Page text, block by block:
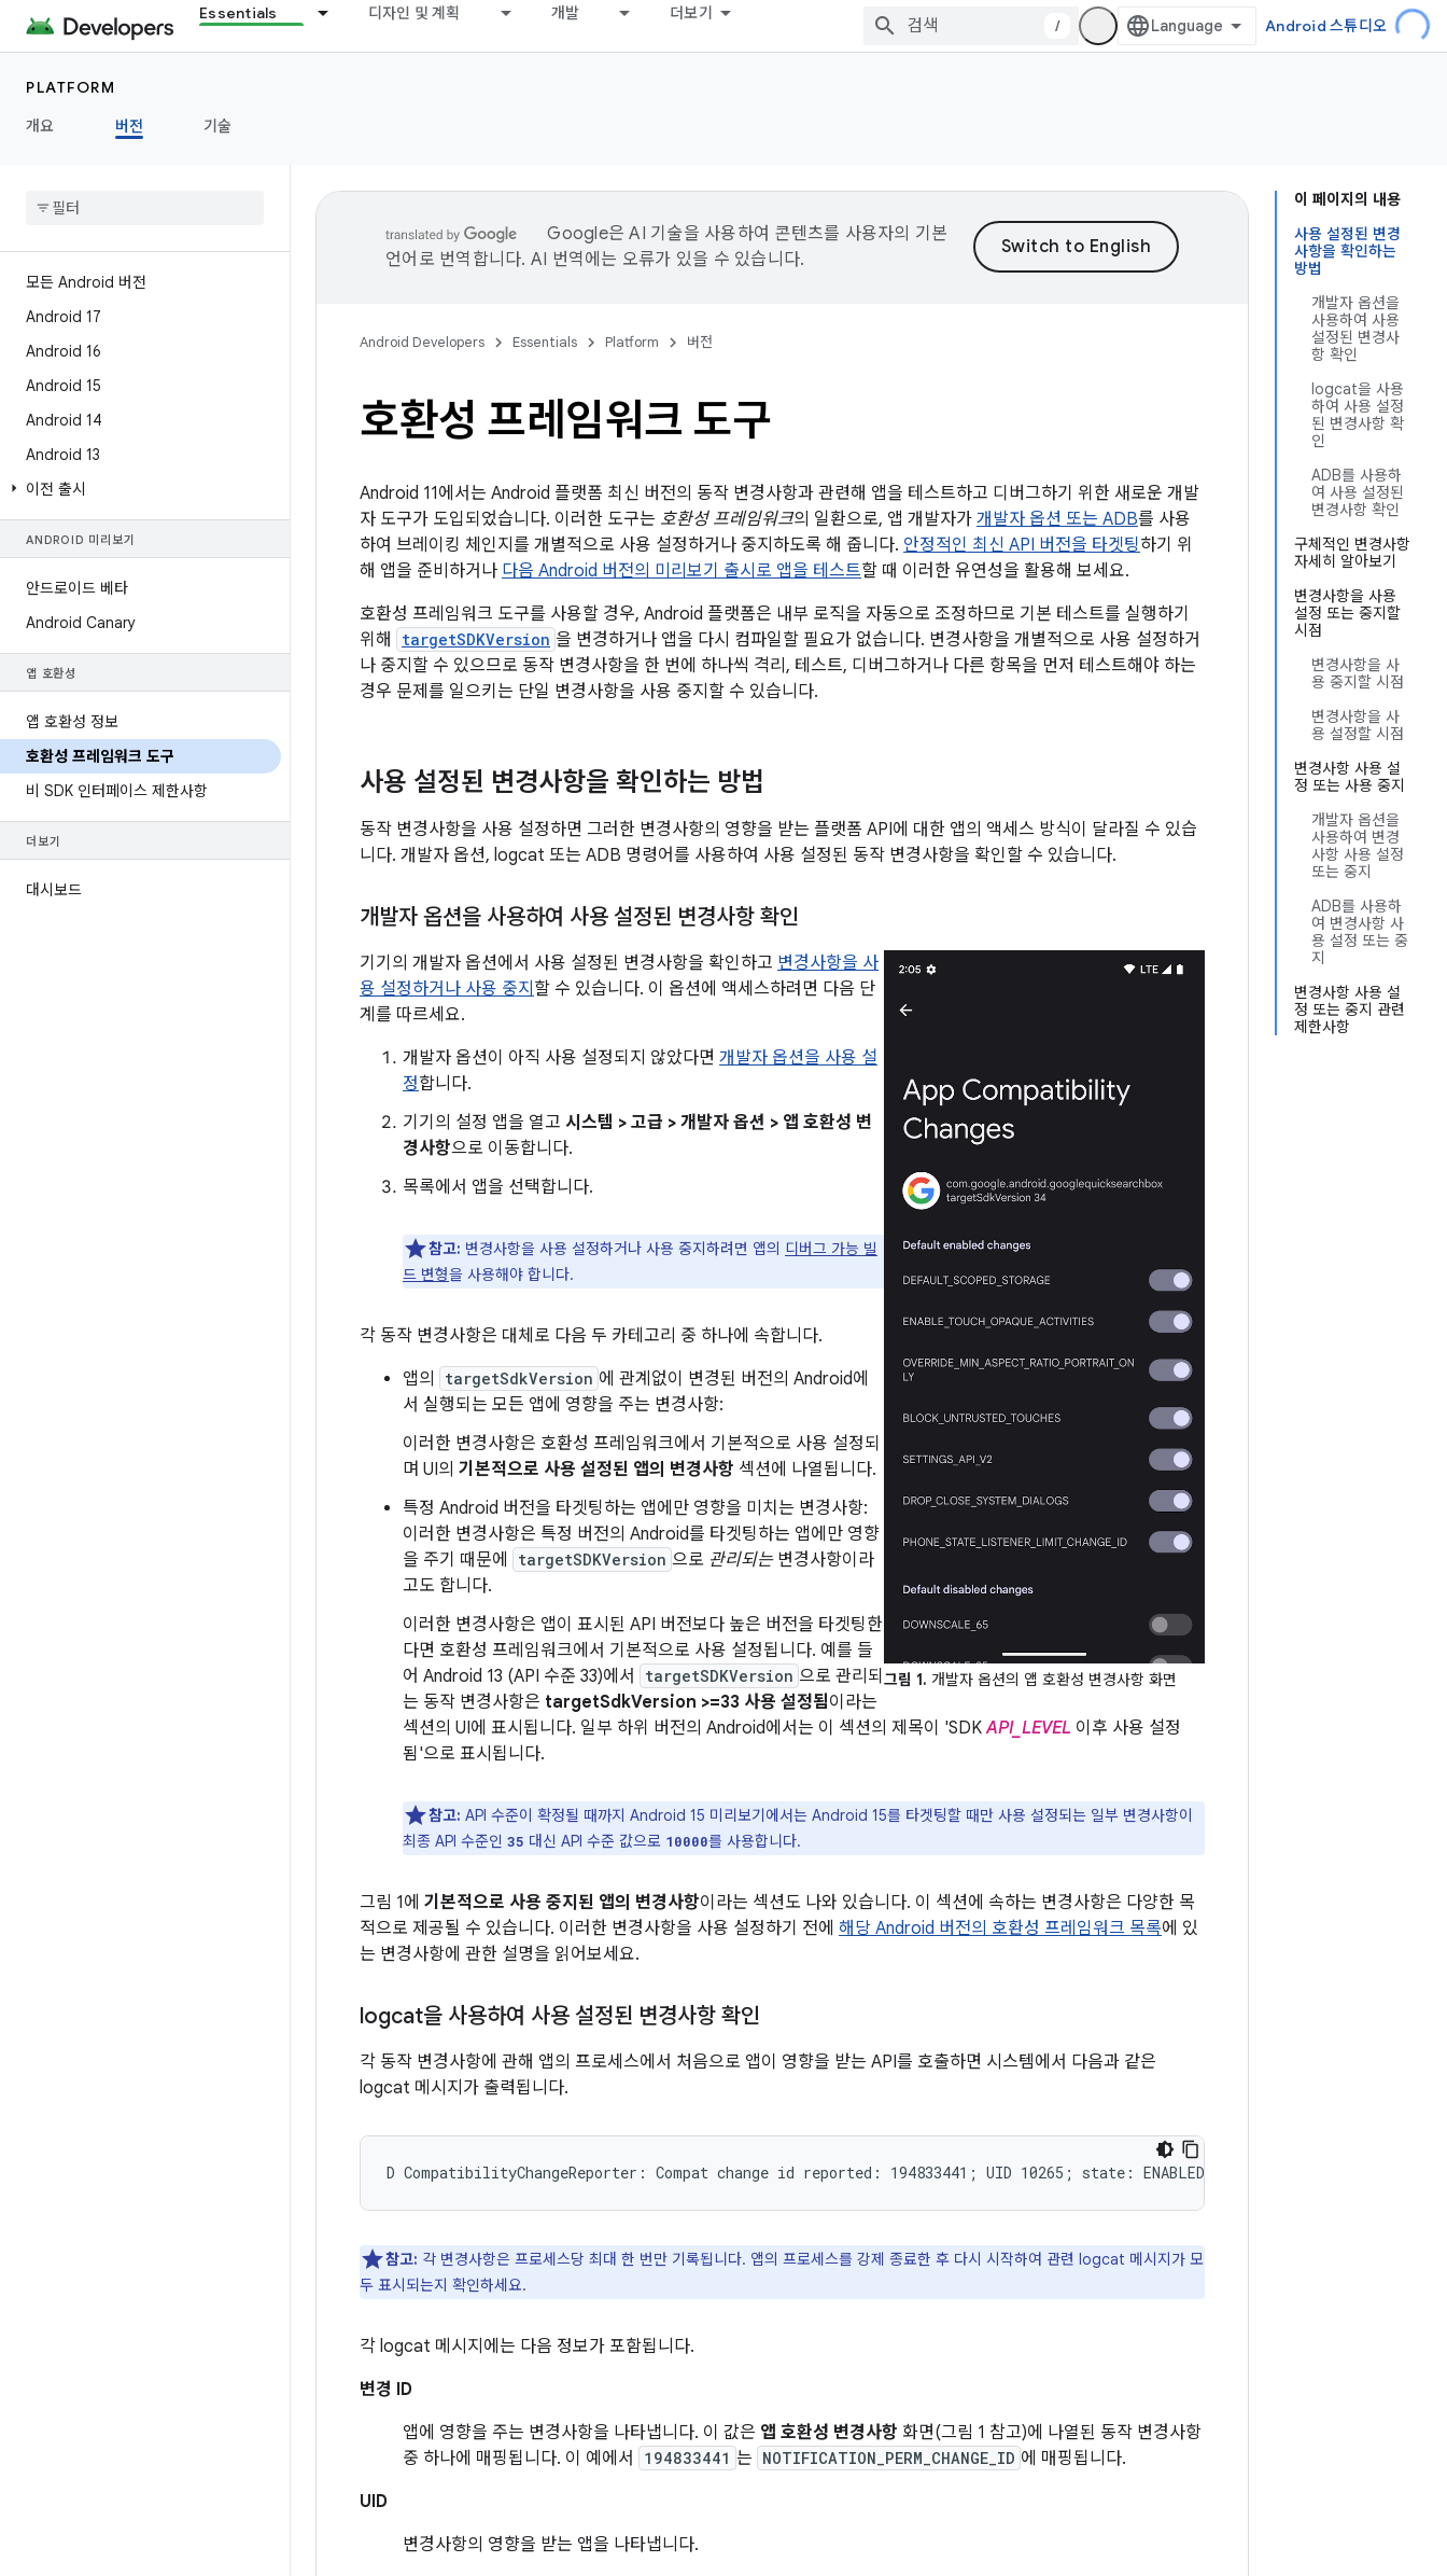
Essentials 디자인 및 계획 개발 더보기
/ Android 스튜디오
PLATFORM
개요
버전 기술
모든 Android 버전
Android 17
Android 16
Android 15
Android 14
Android 13
이전 출시
ANDROID 미리보기
안드로이드 베타
Android Canary
앱 호환성
앱 호환성 정보
호환성 프레임워크 도구
비 SDK 인터페이스 제한사항
더보기
대시보드
이 페이지의 내용
사용 설정된 변경
사항을 확인하는
방법
개발자 옵션을
사용하여 사용
설정된 변경사
항 확인
logcat을 사용
하여 사용 설정
된 변경사항 확
인
ADB를 사용하
여 사용 설정된
변경사항 확인
구체적인 변경사항
자세히 알아보기
변경사항을 사용
설정 또는 중지할
시점
변경사항을 사
용 중지할 시점
변경사항을 사
용 설정할 시점
변경사항 사용 설
정 또는 사용 중지
개발자 옵션을
사용하여 변경
사항 사용 설정
또는 중지
ADB를 사용하
여 변경사항 사
용 설정 또는 중
지
변경사항 사용 설
정 또는 중지 관련
제한사항
Google은 AI 기술을 사용하여 콘텐츠를 사용자의 기본
언어로 번역합니다. AI 번역에는 오류가 있을 수 있습니다.
Android Developers Essentials Platform 버전
호환성 프레임워크 도구
Android 11에서는 Android 플랫폼 최신 버전의 동작 변경사항과 관련해 앱을 테스트하고 디버그하기 위한 새로운 개발
자 도구가 도입되었습니다. 이러한 도구는 호환성 프레임워크의 일환으로, 앱 개발자가 개발자 옵션 또는 ADB를 사용
하여 브레이킹 체인지를 개별적으로 사용 설정하거나 중지하도록 해 줍니다. 안정적인 최신 API 버전을 타겟팅하기 위
해 앱을 준비하거나 다음 Android 버전의 미리보기 출시로 앱을 테스트할 때 이러한 유연성을 활용해 보세요.
호환성 프레임워크 도구를 사용할 경우, Android 플랫폼은 내부 로직을 자동으로 조정하므로 기본 테스트를 실행하기
위해
targetSDKVersion 을 변경하거나 앱을 다시 컴파일할 필요가 없습니다. 변경사항을 개별적으로 사용 설정하거
나 중지할 수 있으므로 동작 변경사항을 한 번에 하나씩 격리, 테스트, 디버그하거나 다른 항목을 먼저 테스트해야 하는
경우 문제를 일으키는 단일 변경사항을 사용 중지할 수 있습니다.
사용 설정된 변경사항을 확인하는 방법
동작 변경사항을 사용 설정하면 그러한 변경사항의 영향을 받는 플랫폼 API에 대한 앱의 액세스 방식이 달라질 수 있습
니다. 개발자 옵션, logcat 또는 ADB 명령어를 사용하여 사용 설정된 동작 변경사항을 확인할 수 있습니다.
개발자 옵션을 사용하여 사용 설정된 변경사항 확인
그림 1. 개발자 옵션의 앱 호환성 변경사항 화면
기기의 개발자 옵션에서 사용 설정된 변경사항을 확인하고 변경사항을 사
용 설정하거나 사용 중지 할 수 있습니다. 이 옵션에 액세스하려면 다음 단
계를 따르세요.
개발자 옵션이 아직 사용 설정되지 않았다면 개발자 옵션을 사용 설
정합니다.
기기의 설정 앱을 열고 시스템 > 고급 > 개발자 옵션 > 앱 호환성 변
경사항으로 이동합니다.
목록에서 앱을 선택합니다.
참고: 변경사항을 사용 설정하거나 사용 중지하려면 앱의 디버그 가능 빌
드 변형을 사용해야 합니다.
각 동작 변경사항은 대체로 다음 두 카테고리 중 하나에 속합니다.
앱의
targetSdkVersion 에 관계없이 변경된 버전의 Android에
서 실행되는 모든 앱에 영향을 주는 변경사항:
이러한 변경사항은 호환성 프레임워크에서 기본적으로 사용 설정되
며 UI의 기본적으로 사용 설정된 앱의 변경사항 섹션에 나열됩니다.
특정 Android 버전을 타겟팅하는 앱에만 영향을 미치는 변경사항:
이러한 변경사항은 특정 버전의 Android를 타겟팅하는 앱에만 영향
을 주기 때문에
targetSDKVersion 으로 관리되는변경사항이라
고도 합니다.
이러한 변경사항은 앱이 표시된 API 버전보다 높은 버전을 타겟팅한
다면 호환성 프레임워크에서 기본적으로 사용 설정됩니다. 예를 들
어 Android 13 (API 수준 33)에서
targetSDKVersion 으로 관리되
는 동작 변경사항은 targetSdkVersion >=33 사용 설정됨이라는
섹션의 UI에 표시됩니다. 일부 하위 버전의 Android에서는 이 섹션의 제목이 'SDKAPI_LEVEL 이후 사용 설정
됨'으로 표시됩니다.
참고: API 수준이 확정될 때까지 Android 15 미리보기에서는 Android 15를 타겟팅할 때만 사용 설정되는 일부 변경사항이
최종 API 수준인 35 대신 API 수준 값으로 10000를 사용합니다.
그림 1에 기본적으로 사용 중지된 앱의 변경사항이라는 섹션도 나와 있습니다. 이 섹션에 속하는 변경사항은 다양한 목
적으로 제공될 수 있습니다. 이러한 변경사항을 사용 설정하기 전에 해당 Android 버전의 호환성 프레임워크 목록에 있
는 변경사항에 관한 설명을 읽어보세요.
logcat을 사용하여 사용 설정된 변경사항 확인
각 동작 변경사항에 관해 앱의 프로세스에서 처음으로 앱이 영향을 받는 API를 호출하면 시스템에서 다음과 같은
logcat 메시지가 출력됩니다.
참고: 각 변경사항은 프로세스당 최대 한 번만 기록됩니다. 앱의 프로세스를 강제 종료한 후 다시 시작하여 관련 logcat 메시지가 모
두 표시되는지 확인하세요.
각 logcat 메시지에는 다음 정보가 포함됩니다.
변경 ID
앱에 영향을 주는 변경사항을 나타냅니다. 이 값은 앱 호환성 변경사항 화면(그림 1 참고)에 나열된 동작 변경사항
중 하나에 매핑됩니다. 이 예에서
194833441 는 NOTIFICATION_PERM_CHANGE_ID 에 매핑됩니다.
UID
변경사항의 영향을 받는 앱을 나타냅니다.